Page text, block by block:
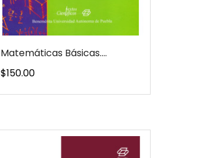
Matemáticas Básicas....
Precio
$150.00